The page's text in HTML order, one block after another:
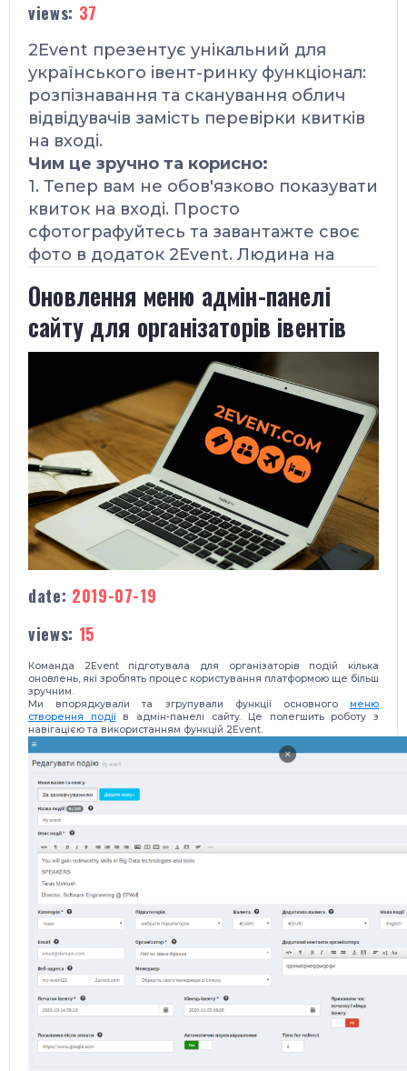
views: 37
2Event презентує унікальний для
українського івент-ринку функціонал:
розпізнавання та сканування облич
відвідувачів замість перевірки квитків
на вході.
Чим це зручно та корисно:
1. Тепер вам не обов'язково показувати
квиток на вході. Просто
cфотографуйтесь та завантажте своє
фото в додаток 2Event. Людина на
Оновлення меню адмін-панелі
сайту для організаторів івентів
date: 2019-07-19
views: 15
Команда 2Event підготувала для організаторів подій кілька
оновлень, які зроблять процес користування платформою ще більш
зручним.
Ми впорядкували та згрупували функції основного меню
створення подіїв адмін-панелі сайту. Це полегшить роботу з
навігацією та використанням функцій 2Event.